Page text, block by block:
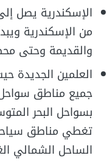
الإسكندرية يصل
من الإسكندرية
والقديمة وحتى
العلمين الجديدة
جميع مناطق سواحل
بسواحل البحر
تغطي مناطق
الساحل الشمالي